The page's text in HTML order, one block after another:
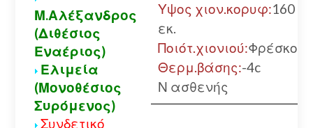
Μ.Αλέξανδρος
(Διθέσιος
Εναέριος)
Ελιμεία
(Μονοθέσιος
Συρόμενος)
Συνδετικό
Υψος χιον.κορυφ:160
εκ.
Ποιότ.χιονιού:Φρέσκο
Θερμ.βάσης:-4c
Ν ασθενής